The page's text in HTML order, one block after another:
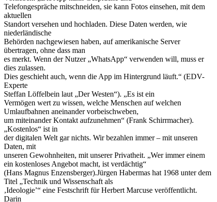
Telefongespräche mitschneiden, sie kann Fotos einsehen, mit dem
aktuellen
Standort versehen und hochladen. Diese Daten werden, wie
niederländische
Behörden nachgewiesen haben, auf amerikanische Server
übertragen, ohne dass man
es merkt. Wenn der Nutzer „WhatsApp“ verwenden will, muss er
dies zulassen.
Dies geschieht auch, wenn die App im Hintergrund läuft.“ (EDV-
Experte
Steffan Löffelbein laut „Der Westen“). „Es ist ein
Vermögen wert zu wissen, welche Menschen auf welchen
Umlaufbahnen aneinander vorbeischweben,
um miteinander Kontakt aufzunehmen“ (Frank Schirrmacher).
„Kostenlos“ ist in
der digitalen Welt gar nichts. Wir bezahlen immer – mit unseren
Daten, mit
unseren Gewohnheiten, mit unserer Privatheit. „Wer immer einem
ein kostenloses Angebot macht, ist verdächtig“
(Hans Magnus Enzensberger).Jürgen Habermas hat 1968 unter dem
Titel „Technik und Wissenschaft als
‚Ideologie’“ eine Festschrift für Herbert Marcuse veröffentlicht.
Darin